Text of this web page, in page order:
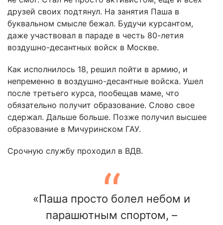
друзей своих подтянул. На занятия Паша в
буквальном смысле бежал. Будучи курсантом,
даже участвовал в параде в честь 80-летия
воздушно-десантных войск в Москве.
Как исполнилось 18, решил пойти в армию, и
непременно в воздушно-десантные войска. Ушел
после третьего курса, пообещав маме, что
обязательно получит образование. Слово свое
сдержал. Дальше больше. Позже получил высшее
образование в Мичуринском ГАУ.
Срочную службу проходил в ВДВ.
«Паша просто болел небом и
парашютным спортом, –